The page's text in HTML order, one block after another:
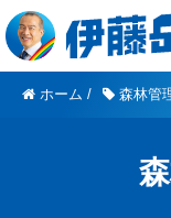
ホーム / 森林管